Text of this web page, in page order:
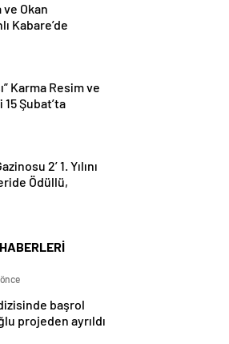
Okan
Kabare’de
“Her
Karma Resim ve
Şubat’ta
Açıyor…
2’ 1. Yılını
Ödüllü,
HABERLERİ
başrol
projeden ayrıldı